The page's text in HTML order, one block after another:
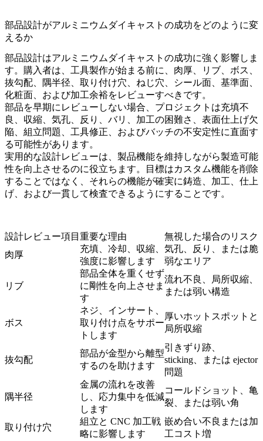
部品設計がアルミニウムダイキャストの成功をどのように変
えるか
部品設計はアルミニウムダイキャストの成功に強く影響しま
す。購入者は、工具製作が始まる前に、肉厚、リブ、ボス、
抜勾配、隅半径、取り付け穴、ねじ穴、シール面、基準面、
化粧面、および加工余裕をレビューすべきです。
部品を早期にレビューしない場合、プロジェクトは充填不
良、収縮、気孔、反り、バリ、加工の困難さ、表面仕上げ欠
陥、組立問題、工具修正、およびバッチの不安定性に直面す
る可能性があります。
実用的な設計レビューは、製品機能を維持しながら製造可能
性を向上させるのに役立ちます。目標はカスタム機能を削除
することではなく、それらの機能が確実に鋳造、加工、仕上
げ、および一貫して検査できるようにすることです。
設計レビュー項目 重要な理由
無視した場合のリスク
肉厚
充填、冷却、収縮、
強度に影響します
気孔、反り、または脆
弱なエリア
リブ
部品全体を重くせず
に剛性を向上させま
す
流れ不良、局所収縮、
または弱い構造
ボス
ネジ、インサート、
取り付け点をサポー
トします
厚いホットスポットと
局所収縮
抜勾配
部品が金型から離型
するのを助けます
引きずり跡、
sticking、または ejector
問題
隅半径
金属の流れを改善
し、応力集中を低減
します
コールドショット、亀
裂、または弱い角
取り付け穴
組立と CNC 加工戦
略に影響します
嵌め合い不良または加
工コスト増